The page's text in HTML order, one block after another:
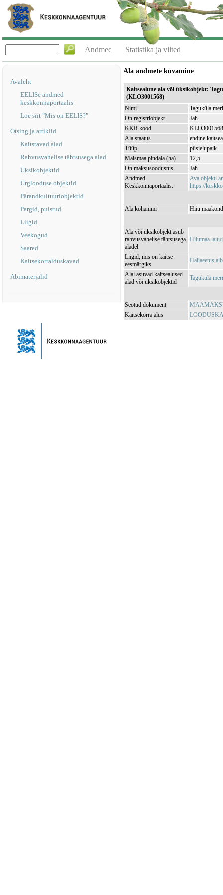
Andmed Statistika ja viited
Avaleht
EELISe andmed
keskkonnaportaalis
Loe siit "Mis on EELIS?"
Otsing ja artiklid
Kaitstavad alad
Rahvusvahelise tähtsusega alad
Üksikobjektid
Ürglooduse objektid
Pärandkultuuriobjektid
Pargid, puistud
Liigid
Veekogud
Saared
Kaitsekorralduskavad
Abimaterjalid
Ala andmete kuvamine
Kaitsealune ala või üksikobjekt:
(KLO3001568)
Nimi
Taguküla
On registriobjekt
Jah
KKR kood
KLO3001568
Ala staatus
endine
Tüüp
püsielupaik
Maismaa pindala (ha)
12,5
On maksusoodustus
Jah
Andmed
Keskkonnaportaalis:
Ava objekti
https://
Ala kohanimi Hiiu
Ala või üksikobjekt asub
rahvusvahelise tähtsusega
aladel
Hiiumaa
Liigid, mis on kaitse
eesmärgiks
Haliaeetus
Alal asuvad kaitsealused
alad või üksikobjektid
Taguküla
Seotud dokument
Kaitsekorra alus